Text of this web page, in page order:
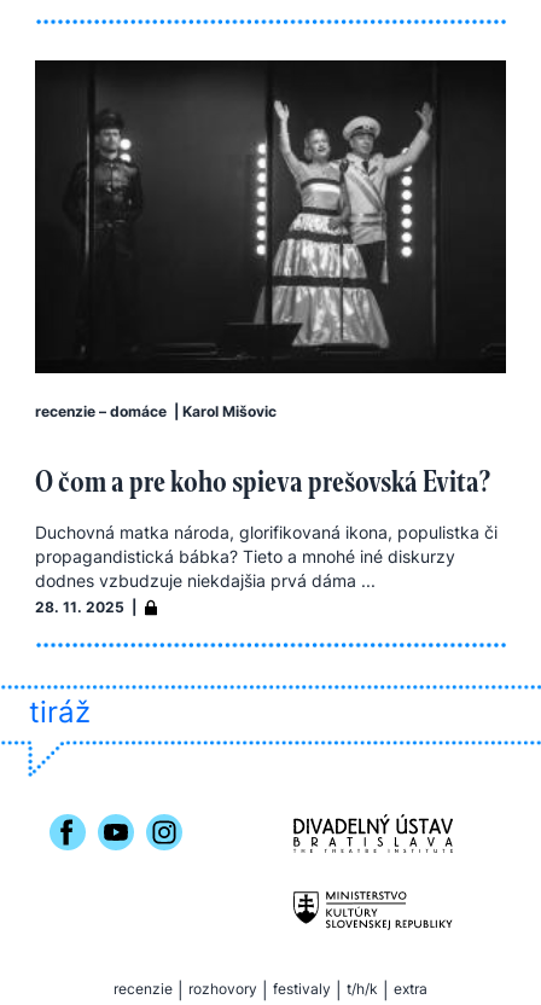
recenzie – domáce Karol Mišovic
O čom a pre koho spieva prešovská Evita?
Duchovná matka národa, glorifikovaná ikona, populistka či
propagandistická bábka? Tieto a mnohé iné diskurzy
dodnes vzbudzuje niekdajšia prvá dáma ...
28. 11. 2025 |
tiráž
recenzie rozhovory festivaly t/h/k extra